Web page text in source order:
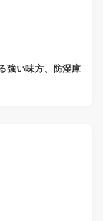
強い味方、防湿庫